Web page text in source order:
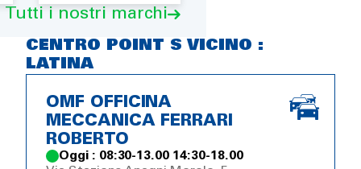
Tutti i nostri marchi
CENTRO POINT S VICINO :
LATINA
OMF OFFICINA
MECCANICA FERRARI
ROBERTO
Oggi : 08:30-13.00 14:30-18.00